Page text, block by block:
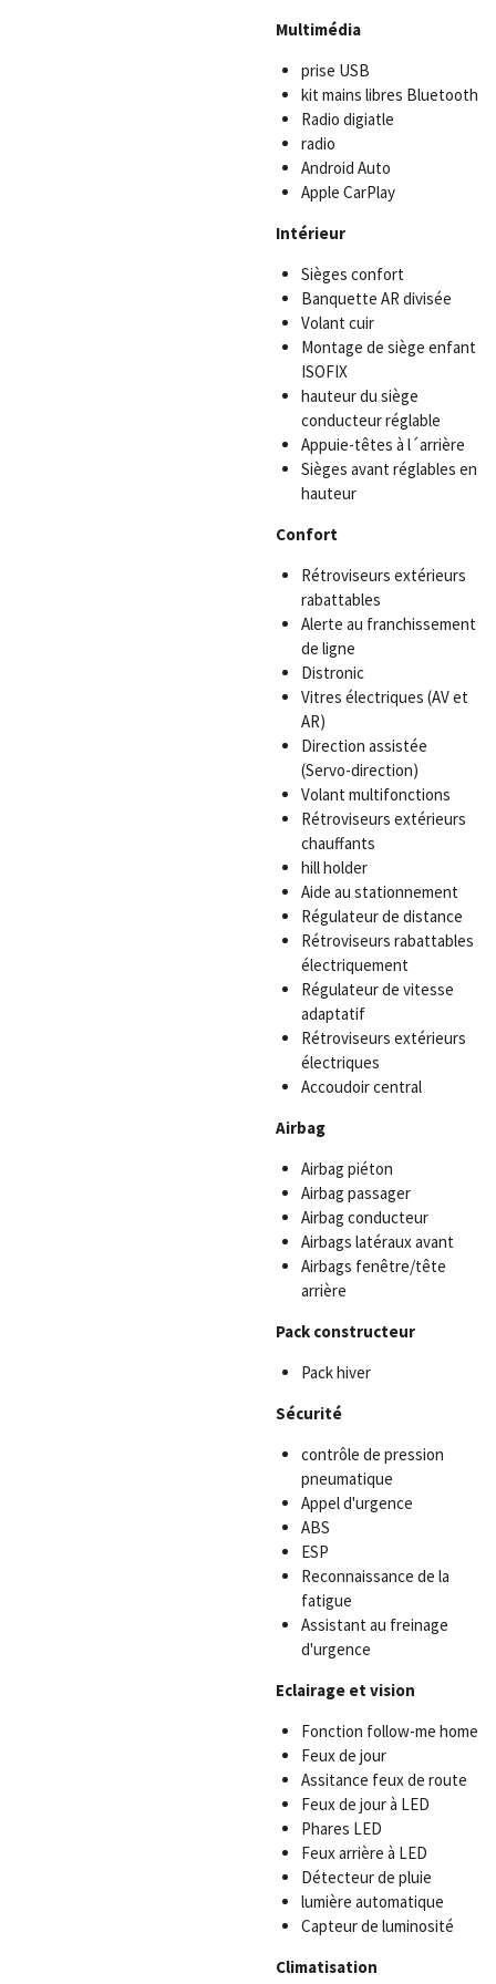
Multimédia
prise USB
kit mains libres Bluetooth
Radio digiatle
radio
Android Auto
Apple CarPlay
Intérieur
Sièges confort
Banquette AR divisée
Volant cuir
Montage de siège enfant
ISOFIX
hauteur du siège
conducteur réglable
Appuie-têtes à l´arrière
Sièges avant réglables en
hauteur
Confort
Rétroviseurs extérieurs
rabattables
Alerte au franchissement
de ligne
Distronic
Vitres électriques (AV et
AR)
Direction assistée
(Servo-direction)
Volant multifonctions
Rétroviseurs extérieurs
chauffants
hill holder
Aide au stationnement
Régulateur de distance
Rétroviseurs rabattables
électriquement
Régulateur de vitesse
adaptatif
Rétroviseurs extérieurs
électriques
Accoudoir central
Airbag
Airbag piéton
Airbag passager
Airbag conducteur
Airbags latéraux avant
Airbags fenêtre/tête
arrière
Pack constructeur
Pack hiver
Sécurité
contrôle de pression
pneumatique
Appel d'urgence
ABS
ESP
Reconnaissance de la
fatigue
Assistant au freinage
d'urgence
Eclairage et vision
Fonction follow-me home
Feux de jour
Assitance feux de route
Feux de jour à LED
Phares LED
Feux arrière à LED
Détecteur de pluie
lumière automatique
Capteur de luminosité
Climatisation